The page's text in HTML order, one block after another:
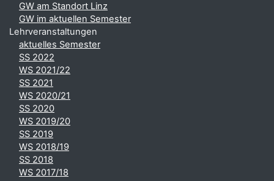
GW am Standort Linz
GW im aktuellen Semester
Lehrveranstaltungen
aktuelles Semester
SS 2022
WS 2021/22
SS 2021
WS 2020/21
SS 2020
WS 2019/20
SS 2019
WS 2018/19
SS 2018
WS 2017/18